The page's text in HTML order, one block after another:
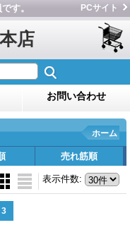
す。 PCサイト
店
お問い合わせ
ホーム
売れ筋順
表示件数:
3